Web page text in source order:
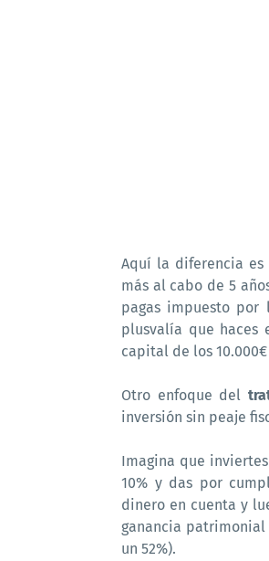
Aquí la diferencia es
más al cabo de 5
pagas impuesto
plusvalía que haces
capital de los
Otro enfoque del
inversión sin peaje
Imagina que
10% y das por
dinero en cuenta y
ganancia patrimonial
un 52%).